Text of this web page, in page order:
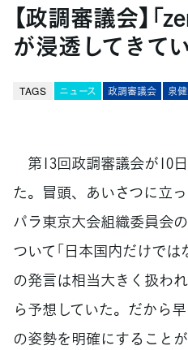
【政調審議会】
が浸透してきて
TAGS ニュース 政調審議会 泉
第13回政調審議会が10
た。冒頭、あいさつに立
パラ東京大会組織委員会
ついて「日本国内だけで
の発言は相当大きく扱わ
ら予想していた。だから
の姿勢を明確にすること